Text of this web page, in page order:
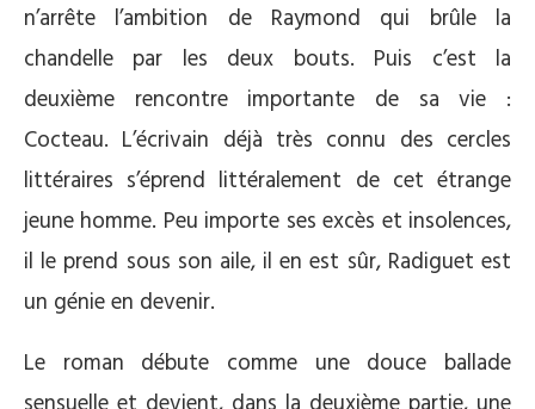
n’arrête l’ambition de Raymond qui brûle la
chandelle par les deux bouts. Puis c’est la
deuxième rencontre importante de sa vie :
Cocteau. L’écrivain déjà très connu des cercles
littéraires s’éprend littéralement de cet étrange
jeune homme. Peu importe ses excès et insolences,
il le prend sous son aile, il en est sûr, Radiguet est
un génie en devenir.
Le roman débute comme une douce ballade